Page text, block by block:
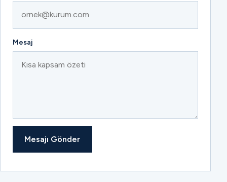
Mesaj
Mesajı Gönder